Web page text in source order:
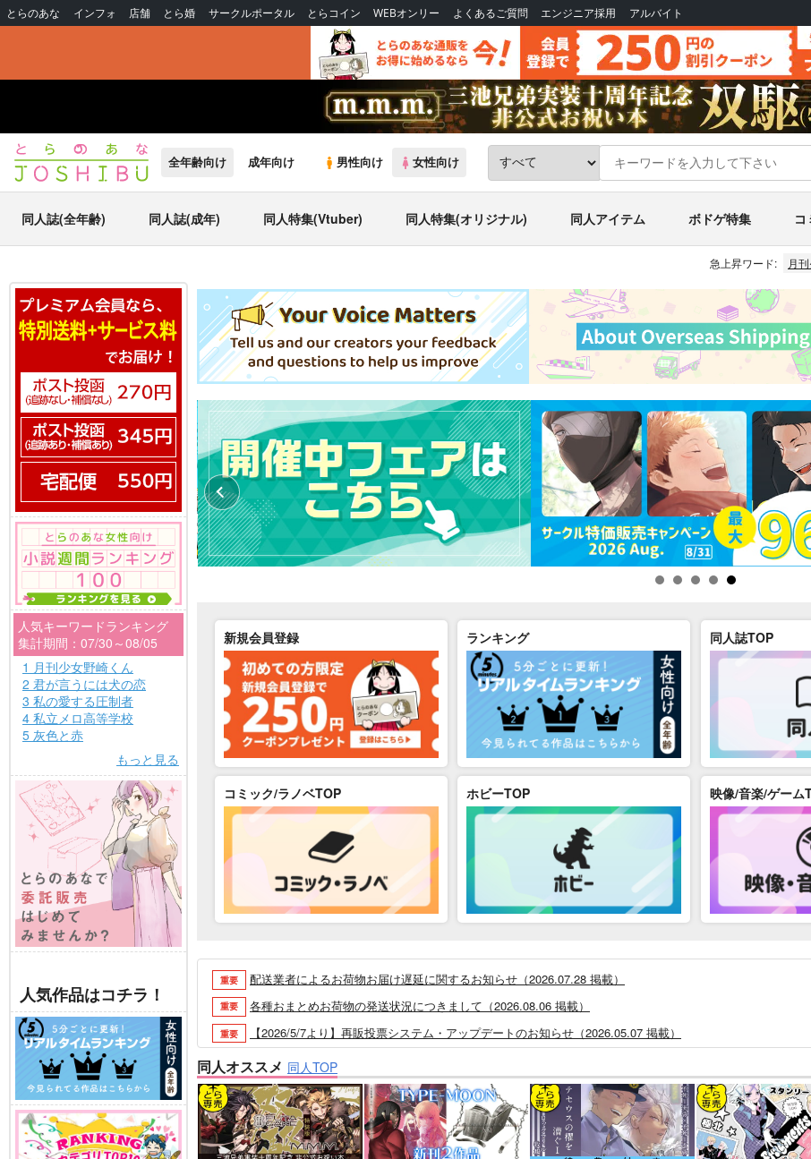
とらのあな インフォ 店舗 とら婚 サークルポータル とらコイン WEBオンリー よくあるご質問 エンジニア採用 アルバイト
全年齢向け 成年向け 男性向け 女性向け
同人誌(全年齢) 同人誌(成年) 同人特集(Vtuber) 同人特集(オリジナル) 同人アイテム ボドゲ特集
急上昇ワード: 月
人気キーワードランキング
集計期間：07/30～08/05
1 月刊少女野崎くん
2 君が言うには犬の恋
3 私の愛する圧制者
4 私立メロ高等学校
5 灰色と赤
もっと見る
人気作品はコチラ！
新規会員登録 ランキング 同人誌TOP
コミック/ラノベTOP ホビーTOP 映像/音楽/ゲーム
重要 配送業者によるお荷物お届け遅延に関するお知らせ（2026.07.28 掲載）
重要 各種おまとめお荷物の発送状況につきまして（2026.08.06 掲載）
重要 【2026/5/7より】再販投票システム・アップデートのお知らせ（2026.05.07 掲載）
重要 【2026/4/1より】とらのあなプレミアム、新支払い方法＆新プラン導入のお知らせ（2026.03.09 掲載）
重要 おまとめサイクル「定期便(月2)」一般会員様の利用再開のお知らせ（2026.02.05 掲載）
重要 「とらのあな×駿河屋日本橋乙女同人誌館」通販店頭受取サービス開始のお知らせ（2026.01.05 更新｜
重要 【2025/12/1より】「通販ポイント⇒とらコイン変換キャンペーン」終了のお知らせ（2025.11.21 掲載）
同人オススメ 同人TOP